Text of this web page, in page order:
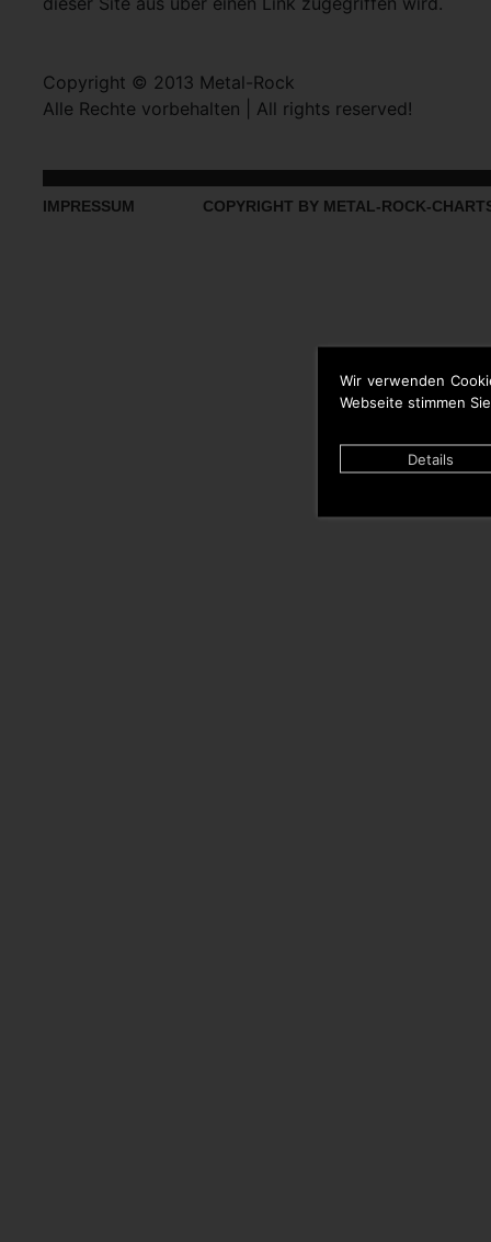
Wir verwenden
Webseite stimmen
Details
Copyright © 2013 Metal-Rock
Alle Rechte vorbehalten | All rights reserved!
IMPRESSUM COPYRIGHT BY METAL-ROCK-